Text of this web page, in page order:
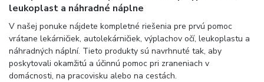
leukoplast a náhradné náplne
V našej ponuke nájdete kompletné riešenia pre prvú pomoc
vrátane lekárničiek, autolekárničiek, výplachov očí, leukoplastu a
náhradných náplní. Tieto produkty sú navrhnuté tak, aby
poskytovali okamžitú a účinnú pomoc pri zraneniach v
domácnosti, na pracovisku alebo na cestách.
Zatvoriť